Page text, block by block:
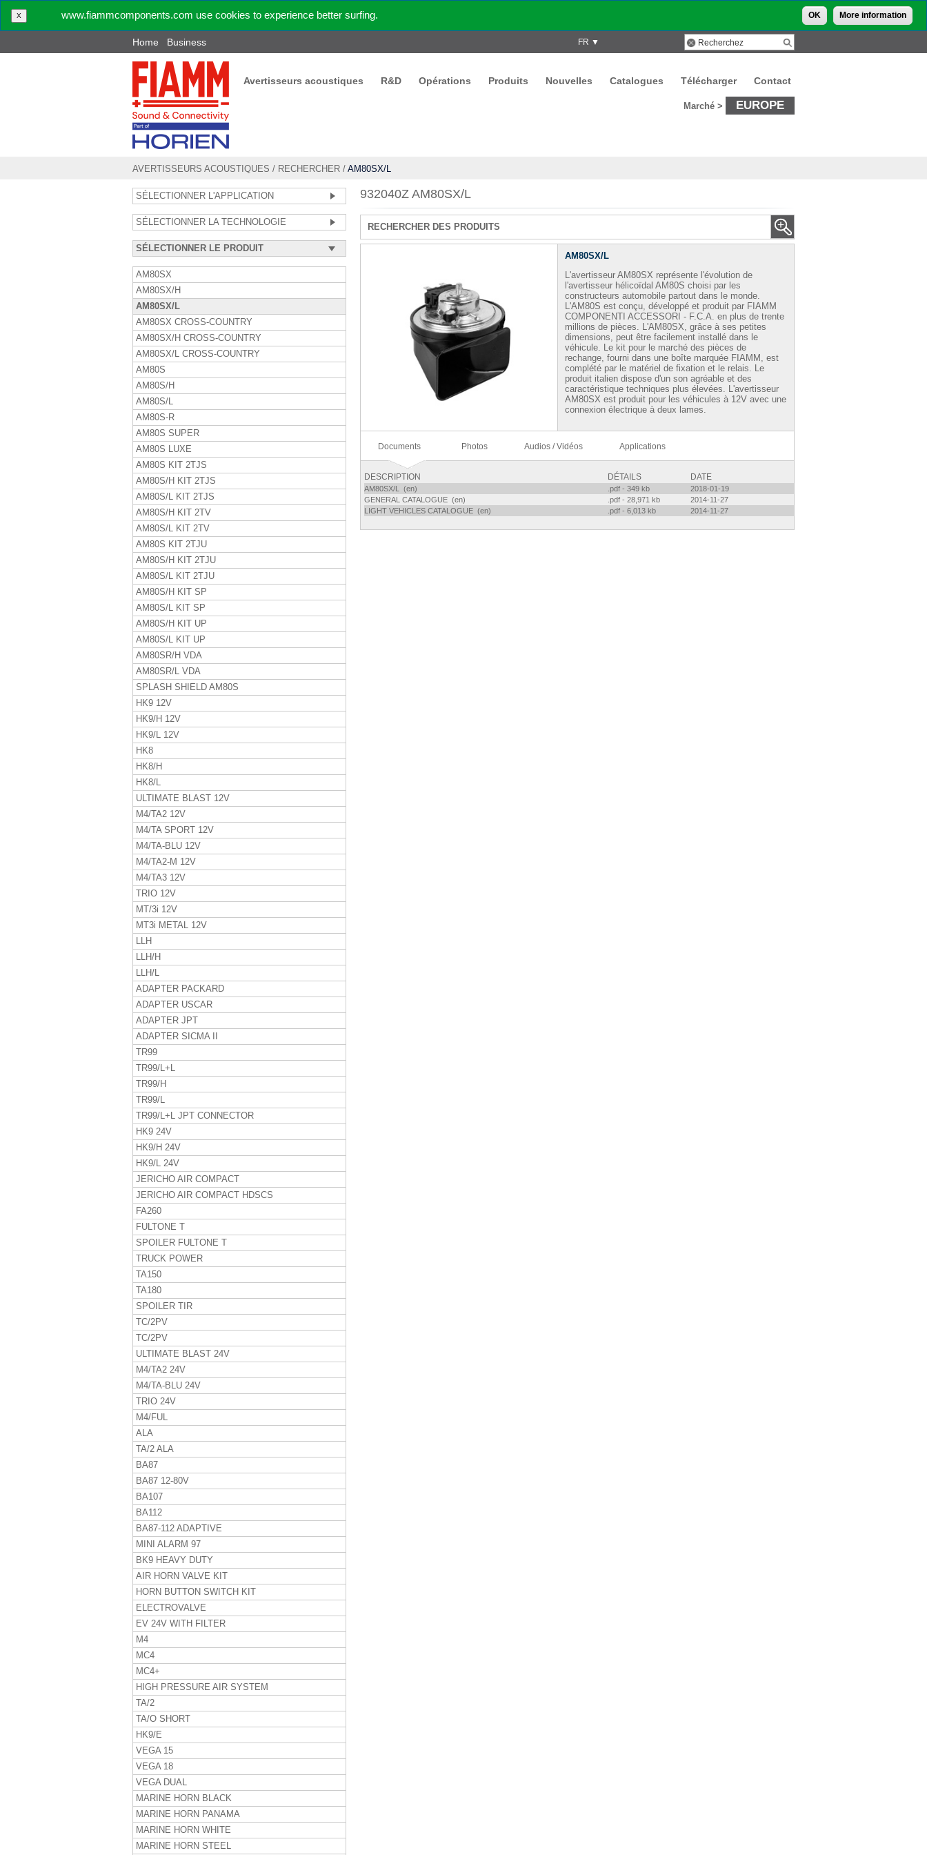
X www.fiammcomponents.com use cookies to experience better surfing. OK More information
FR ▼
Home Business
Avertisseurs acoustiques R&D Opérations Produits Nouvelles Catalogues Télécharger Contact
Marché > EUROPE
AVERTISSEURS ACOUSTIQUES / RECHERCHER / AM80SX/L
SÉLECTIONNER L'APPLICATION
SÉLECTIONNER LA TECHNOLOGIE
SÉLECTIONNER LE PRODUIT
AM80SX
AM80SX/H
AM80SX/L
AM80SX CROSS-COUNTRY
AM80SX/H CROSS-COUNTRY
AM80SX/L CROSS-COUNTRY
AM80S
AM80S/H
AM80S/L
AM80S-R
AM80S SUPER
AM80S LUXE
AM80S KIT 2TJS
AM80S/H KIT 2TJS
AM80S/L KIT 2TJS
AM80S/H KIT 2TV
AM80S/L KIT 2TV
AM80S KIT 2TJU
AM80S/H KIT 2TJU
AM80S/L KIT 2TJU
AM80S/H KIT SP
AM80S/L KIT SP
AM80S/H KIT UP
AM80S/L KIT UP
AM80SR/H VDA
AM80SR/L VDA
SPLASH SHIELD AM80S
HK9 12V
HK9/H 12V
HK9/L 12V
HK8
HK8/H
HK8/L
ULTIMATE BLAST 12V
M4/TA2 12V
M4/TA SPORT 12V
M4/TA-BLU 12V
M4/TA2-M 12V
M4/TA3 12V
TRIO 12V
MT/3i 12V
MT3i METAL 12V
LLH
LLH/H
LLH/L
ADAPTER PACKARD
ADAPTER USCAR
ADAPTER JPT
ADAPTER SICMA II
TR99
TR99/L+L
TR99/H
TR99/L
TR99/L+L JPT CONNECTOR
HK9 24V
HK9/H 24V
HK9/L 24V
JERICHO AIR COMPACT
JERICHO AIR COMPACT HDSCS
FA260
FULTONE T
SPOILER FULTONE T
TRUCK POWER
TA150
TA180
SPOILER TIR
TC/2PV
TC/2PV
ULTIMATE BLAST 24V
M4/TA2 24V
M4/TA-BLU 24V
TRIO 24V
M4/FUL
ALA
TA/2 ALA
BA87
BA87 12-80V
BA107
BA112
BA87-112 ADAPTIVE
MINI ALARM 97
BK9 HEAVY DUTY
AIR HORN VALVE KIT
HORN BUTTON SWITCH KIT
ELECTROVALVE
EV 24V WITH FILTER
M4
MC4
MC4+
HIGH PRESSURE AIR SYSTEM
TA/2
TA/O SHORT
HK9/E
VEGA 15
VEGA 18
VEGA DUAL
MARINE HORN BLACK
MARINE HORN PANAMA
MARINE HORN WHITE
MARINE HORN STEEL
932040Z AM80SX/L
RECHERCHER DES PRODUITS
AM80SX/L
L'avertisseur AM80SX représente l'évolution de
l'avertisseur hélicoïdal AM80S choisi par les
constructeurs automobile partout dans le monde.
L'AM80S est conçu, développé et produit par FIAMM
COMPONENTI ACCESSORI - F.C.A. en plus de trente
millions de pièces. L'AM80SX, grâce à ses petites
dimensions, peut être facilement installé dans le
véhicule. Le kit pour le marché des pièces de
rechange, fourni dans une boîte marquée FIAMM, est
complété par le matériel de fixation et le relais. Le
produit italien dispose d'un son agréable et des
caractéristique techniques plus élevées. L'avertisseur
AM80SX est produit pour les véhicules à 12V avec une
connexion électrique à deux lames.
Documents Photos Audios / Vidéos Applications
DESCRIPTION DÉTAILS DATE
AM80SX/L (en) .pdf - 349 kb
2018-01-19
GENERAL CATALOGUE (en)
.pdf - 28,971 kb
2014-11-27
LIGHT VEHICLES CATALOGUE (en)
.pdf - 6,013 kb 2014-11-27